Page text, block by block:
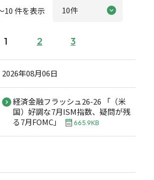
件を表示
1 2 3
2026年08月06日
経済金融フラッシュ26-26 「（米
国）好調な7月ISM指数、疑問が残
る7月FOMC」
665.9KB